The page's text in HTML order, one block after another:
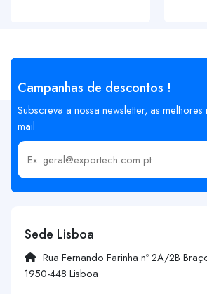
Campanhas de descontos !
Subscreva a nossa newsletter, as
mail
Insira o seu email
Sede Lisboa
Rua Fernando Farinha nº 2A/2B
1950-448 Lisboa